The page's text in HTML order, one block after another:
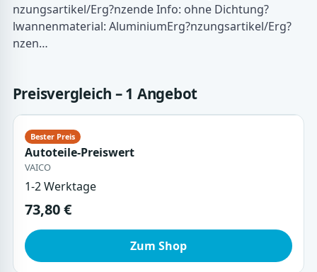
nzungsartikel/Erg?nzende Info: ohne Dichtung?
lwannenmaterial: AluminiumErg?nzungsartikel/Erg?
nzen…
Preisvergleich – 1 Angebot
Autoteile-Preiswert
VAICO
1-2 Werktage
73,80 €
Zum Shop